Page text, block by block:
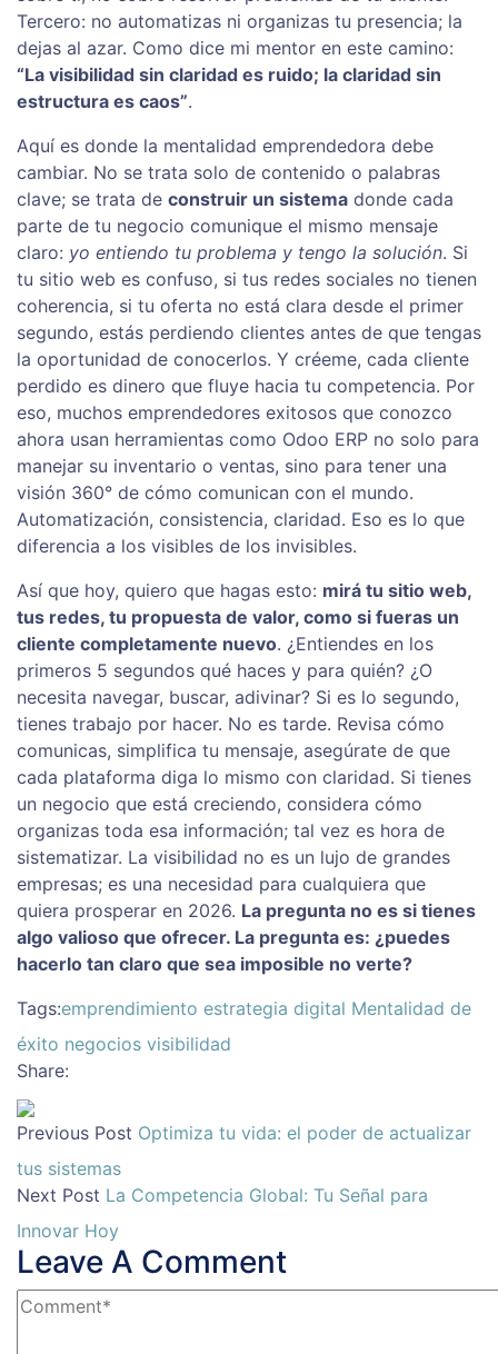
Tercero: no automatizas ni organizas tu presencia; la
dejas al azar. Como dice mi mentor en este camino:
“La visibilidad sin claridad es ruido; la claridad sin
estructura es caos”.
Aquí es donde la mentalidad emprendedora debe
cambiar. No se trata solo de contenido o palabras
clave; se trata de construir un sistema donde cada
parte de tu negocio comunique el mismo mensaje
claro: yo entiendo tu problema y tengo la solución. Si
tu sitio web es confuso, si tus redes sociales no tienen
coherencia, si tu oferta no está clara desde el primer
segundo, estás perdiendo clientes antes de que tengas
la oportunidad de conocerlos. Y créeme, cada cliente
perdido es dinero que fluye hacia tu competencia. Por
eso, muchos emprendedores exitosos que conozco
ahora usan herramientas como Odoo ERP no solo para
manejar su inventario o ventas, sino para tener una
visión 360° de cómo comunican con el mundo.
Automatización, consistencia, claridad. Eso es lo que
diferencia a los visibles de los invisibles.
Así que hoy, quiero que hagas esto: mirá tu sitio web,
tus redes, tu propuesta de valor, como si fueras un
cliente completamente nuevo. ¿Entiendes en los
primeros 5 segundos qué haces y para quién? ¿O
necesita navegar, buscar, adivinar? Si es lo segundo,
tienes trabajo por hacer. No es tarde. Revisa cómo
comunicas, simplifica tu mensaje, asegúrate de que
cada plataforma diga lo mismo con claridad. Si tienes
un negocio que está creciendo, considera cómo
organizas toda esa información; tal vez es hora de
sistematizar. La visibilidad no es un lujo de grandes
empresas; es una necesidad para cualquiera que
quiera prosperar en 2026. La pregunta no es si tienes
algo valioso que ofrecer. La pregunta es: ¿puedes
hacerlo tan claro que sea imposible no verte?
Tags:emprendimiento estrategia digital Mentalidad de
éxito negocios visibilidad
Share:
Previous Post Optimiza tu vida: el poder de actualizar
tus sistemas
Next Post La Competencia Global: Tu Señal para
Innovar Hoy
Leave A Comment